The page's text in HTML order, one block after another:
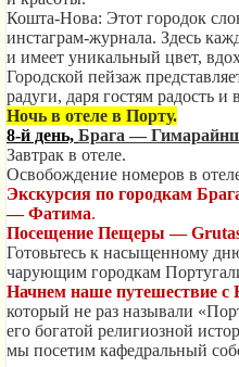
Кошта-Нова: Этот городок
инстаграм-журнала. Здесь
и имеет уникальный цвет,
Городской пейзаж
радуги, даря гостям радость
Ночь в отеле в Порту.
8-й день, Брага —
Завтрак в отеле.
Освобождение номеров в
Экскурсия по городкам
— Фатима.
Посещение Пещеры — Grutas
Готовьтесь к насыщенному
чарующим городкам
Начнем наше путешествие с
который не раз называли
его богатой религиозной
мы посетим кафедральный